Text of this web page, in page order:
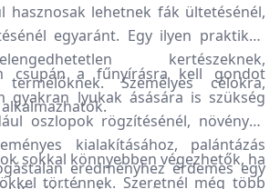
hasznosak lehetnek fák ültetésénél,
egyaránt. Egy ilyen praktikus
kertészeknek,
termelőknek. Személyes célokra,
csupán a fűnyírásra kell gondot
gyakran lyukak ásására is szükség
oszlopok rögzítésénél, növények
kialakításához, palántázás
eredményhez érdemes egy
sokkal könnyebben végezhetők, ha
történnek. Szeretnél még több